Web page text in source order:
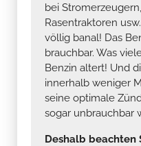
bei
Rasentraktoren
völlig banal! Das
brauchbar. Was
Benzin altert! Und
innerhalb weniger
seine optimale
sogar unbrauchbar
Deshalb beachten